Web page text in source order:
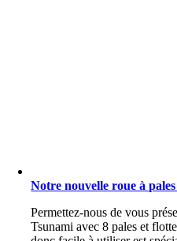
Notre nouvelle roue à
Permettez-nous de vous
Tsunami avec 8 pales et